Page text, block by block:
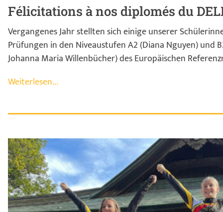
Félicitations à nos diplomés du
Vergangenes Jahr stellten sich einige unserer
Prüfungen in den Niveaustufen A2 (Diana Nguyen) und
Johanna Maria Willenbücher) des Europäischen
Weiterlesen...